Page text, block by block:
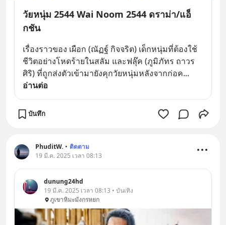
วัยหนุ่ม 2544 Wai Noom 2544 ดราม่า/แอ็
กชัน
เรื่องราวของ เผือก (ณัฏฐ์ กิจจริต) เด็กหนุ่มที่ต้องใช้
ชีวิตอย่างโหดร้ายในสลัม และฟลุ๊ค (ภูมิภัทร ถาวร
ศิริ) ที่ถูกส่งตัวเข้ามายังคุกวัยหนุ่มหลังจากก่อค
อ่านต่อ
บันทึก
PhuditW. • ติดตาม
19 มี.ค. 2025 เวลา 08:13
dunung24hd
19 มี.ค. 2025 เวลา 08:13 • บันเทิง
ภูเขาหิมะมังกรหยก